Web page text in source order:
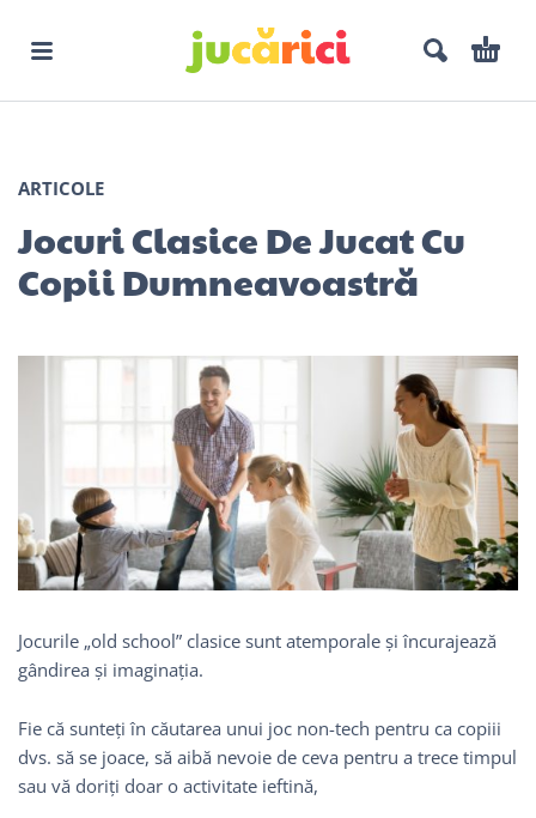
ARTICOLE
Jocuri Clasice De Jucat Cu
Copii Dumneavoastră
Jocurile „old school” clasice sunt atemporale și încurajează
gândirea și imaginația.
Fie că sunteți în căutarea unui joc non-tech pentru ca copiii
dvs. să se joace, să aibă nevoie de ceva pentru a trece timpul
sau vă doriți doar o activitate ieftină,